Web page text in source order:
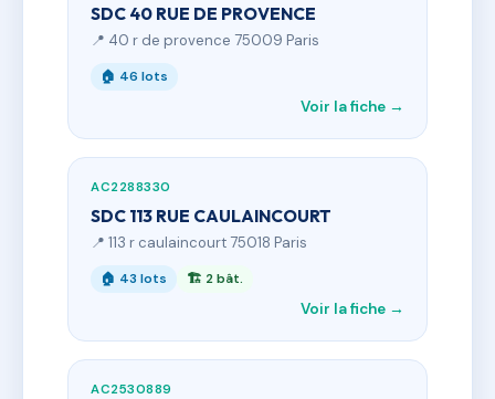
SDC 40 RUE DE PROVENCE
📍 40 r de provence 75009 Paris
🏠 46 lots
Voir la fiche →
AC2288330
SDC 113 RUE CAULAINCOURT
📍 113 r caulaincourt 75018 Paris
🏠 43 lots 🏗 2 bât.
Voir la fiche →
AC2530889